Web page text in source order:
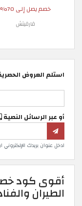
خصم يصل إلى 70%
فارفيتش
استلم العروض الحصرية
أو عبر الرسائل النصية
ادخل عنوان بريدك
الطيران